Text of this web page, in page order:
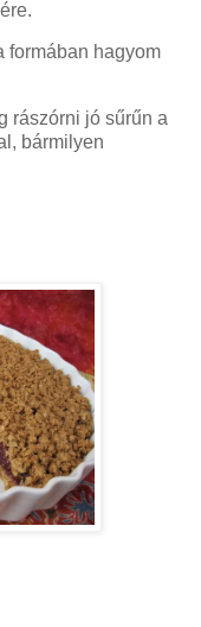
formában hagyom
rászórni jó sűrűn a
bármilyen